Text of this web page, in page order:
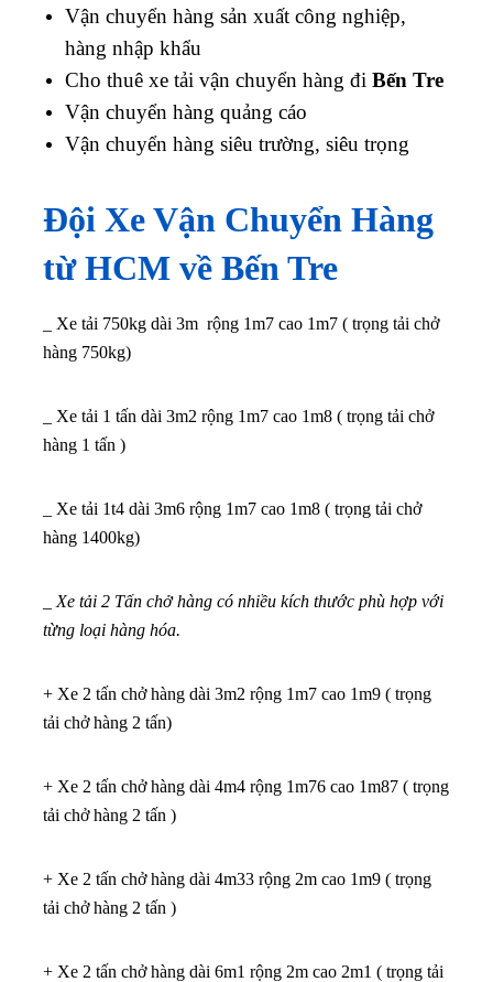
Vận chuyển hàng sản xuất công nghiệp,
hàng nhập khẩu
Cho thuê xe tải vận chuyển hàng đi Bến Tre
Vận chuyển hàng quảng cáo
Vận chuyển hàng siêu trường, siêu trọng
Đội Xe Vận Chuyển Hàng
từ HCM về Bến Tre
_ Xe tải 750kg dài 3m rộng 1m7 cao 1m7 ( trọng tải chở
hàng 750kg)
_ Xe tải 1 tấn dài 3m2 rộng 1m7 cao 1m8 ( trọng tải chở
hàng 1 tấn )
_ Xe tải 1t4 dài 3m6 rộng 1m7 cao 1m8 ( trọng tải chở
hàng 1400kg)
_ Xe tải 2 Tấn chở hàng có nhiều kích thước phù hợp với
từng loại hàng hóa.
+ Xe 2 tấn chở hàng dài 3m2 rộng 1m7 cao 1m9 ( trọng
tải chở hàng 2 tấn)
+ Xe 2 tấn chở hàng dài 4m4 rộng 1m76 cao 1m87 ( trọng
tải chở hàng 2 tấn )
+ Xe 2 tấn chở hàng dài 4m33 rộng 2m cao 1m9 ( trọng
tải chở hàng 2 tấn )
+ Xe 2 tấn chở hàng dài 6m1 rộng 2m cao 2m1 ( trọng tải